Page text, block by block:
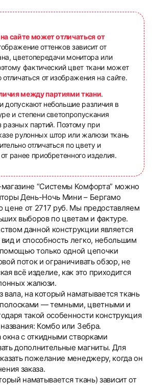
сайте может отличаться от
оттенков зависит от
цветопередачи монитора или
фактический цвет ткани может
отличаться от изображения на сайте.
между партиями ткани.
допускают небольшие различия в
и степени светопропускания
разных партий. Поэтому при
рулонных штор или жалюзи ткань
отличаться по цвету и
ранее приобретенного изделия.
“Системы Комфорта” можно
День-Ночь Мини – Бергамо
цене от 2717 руб. Мы предоставляем
выборов по цветам и фактуре.
данной конструкции является
и способность легко, небольшим
только одной цепочки
поток и ограничивать обзор, не
всё изделие, как это приходится
жалюзи.
вала, на который наматывается ткань
— темными, цветными и
такой особенности конструкция
Комбо или Зебра.
окна с откидными створками
дополнительные магниты. Для
пожелание менеджеру, когда он
заказа.
наматывается ткань) зависит от